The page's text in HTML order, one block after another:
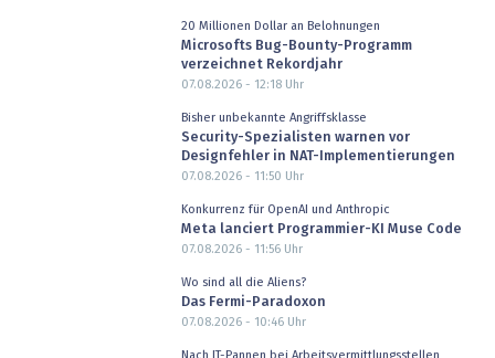
20 Millionen Dollar an Belohnungen
Microsofts Bug-Bounty-Programm
verzeichnet Rekordjahr
07.08.2026 - 12:18Uhr
Bisher unbekannte Angriffsklasse
Security-Spezialisten warnen vor
Designfehler in NAT-Implementierungen
07.08.2026 - 11:50 Uhr
Konkurrenz für OpenAI und Anthropic
Meta lanciert Programmier-KI Muse Code
07.08.2026 - 11:56Uhr
Wo sind all die Aliens?
Das Fermi-Paradoxon
07.08.2026 - 10:46Uhr
Nach IT-Pannen bei Arbeitsvermittlungsstellen